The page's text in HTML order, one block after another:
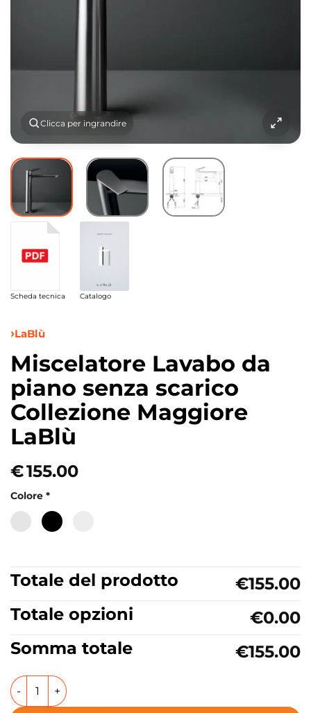
Clicca per ingrandire
Scheda tecnica Catalogo
LaBlù
Miscelatore Lavabo da
piano senza scarico
Collezione Maggiore
LaBlù
€155.00
Colore *
Totale del prodotto
€155.00
Totale opzioni
€0.00
Somma totale
€155.00
Miscelatore Lavabo da piano senza scarico Collezione